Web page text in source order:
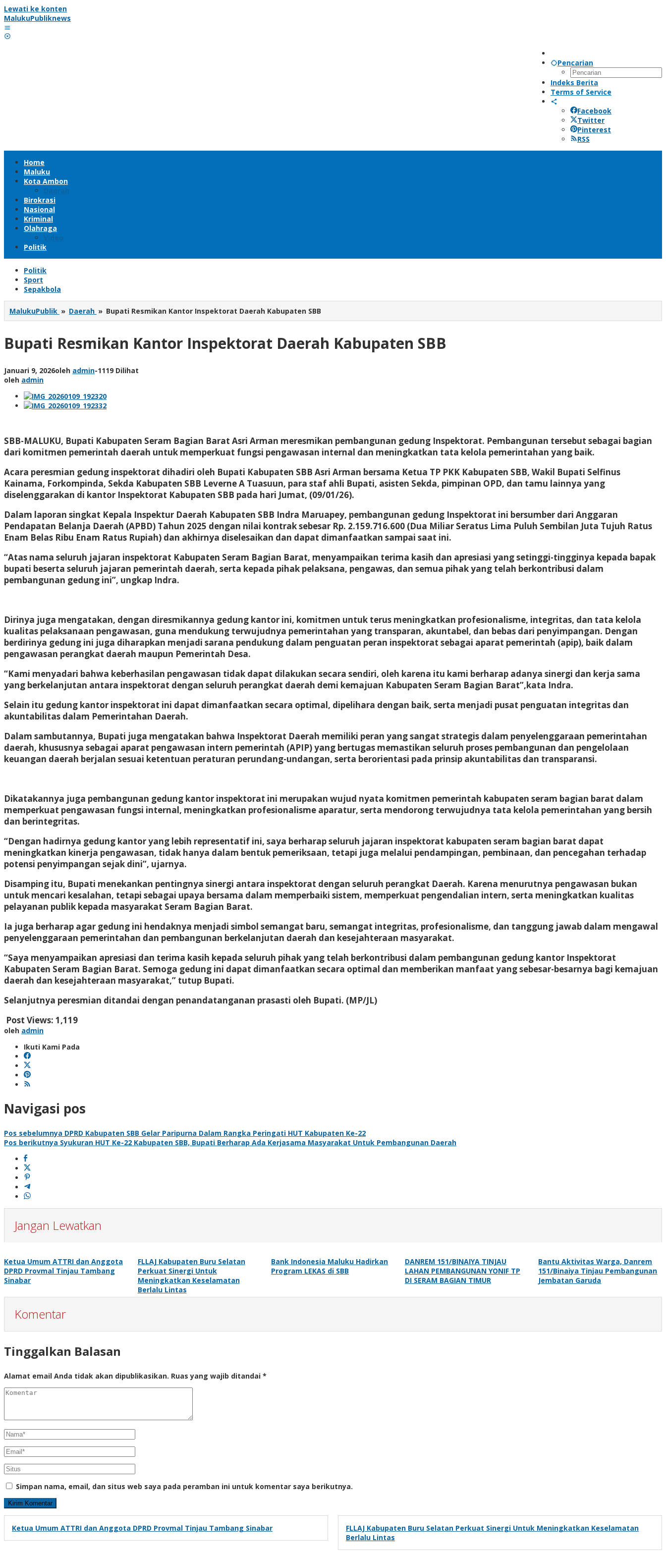
Lewati ke konten
MalukuPubliknews
Pencarian
Indeks Berita
Terms of Service
Facebook
Twitter
Pinterest
RSS
Home
Maluku
Kota Ambon
Daerah
Birokrasi
Nasional
Kriminal
Olahraga
Video
Politik
Politik
Sport
Sepakbola
MalukuPublik » Daerah » Bupati Resmikan Kantor Inspektorat Daerah Kabupaten SBB
Bupati Resmikan Kantor Inspektorat Daerah Kabupaten SBB
Januari 9, 2026oleh admin-1119 Dilihat
oleh admin
SBB-MALUKU, Bupati Kabupaten Seram Bagian Barat Asri Arman meresmikan pembangunan gedung Inspektorat. Pembangunan tersebut sebagai bagian
dari komitmen pemerintah daerah untuk memperkuat fungsi pengawasan internal dan meningkatkan tata kelola pemerintahan yang baik.
Acara peresmian gedung inspektorat dihadiri oleh Bupati Kabupaten SBB Asri Arman bersama Ketua TP PKK Kabupaten SBB, Wakil Bupati Selfinus
Kainama, Forkompinda, Sekda Kabupaten SBB Leverne A Tuasuun, para staf ahli Bupati, asisten Sekda, pimpinan OPD, dan tamu lainnya yang
diselenggarakan di kantor Inspektorat Kabupaten SBB pada hari Jumat, (09/01/26).
Dalam laporan singkat Kepala Inspektur Daerah Kabupaten SBB Indra Maruapey, pembangunan gedung Inspektorat ini bersumber dari Anggaran
Pendapatan Belanja Daerah (APBD) Tahun 2025 dengan nilai kontrak sebesar Rp. 2.159.716.600 (Dua Miliar Seratus Lima Puluh Sembilan Juta Tujuh Ratus
Enam Belas Ribu Enam Ratus Rupiah) dan akhirnya diselesaikan dan dapat dimanfaatkan sampai saat ini.
“Atas nama seluruh jajaran inspektorat Kabupaten Seram Bagian Barat, menyampaikan terima kasih dan apresiasi yang setinggi-tingginya kepada bapak
bupati beserta seluruh jajaran pemerintah daerah, serta kepada pihak pelaksana, pengawas, dan semua pihak yang telah berkontribusi dalam
pembangunan gedung ini”, ungkap Indra.
Dirinya juga mengatakan, dengan diresmikannya gedung kantor ini, komitmen untuk terus meningkatkan profesionalisme, integritas, dan tata kelola
kualitas pelaksanaan pengawasan, guna mendukung terwujudnya pemerintahan yang transparan, akuntabel, dan bebas dari penyimpangan. Dengan
berdirinya gedung ini juga diharapkan menjadi sarana pendukung dalam penguatan peran inspektorat sebagai aparat pemerintah (apip), baik dalam
pengawasan perangkat daerah maupun Pemerintah Desa.
“Kami menyadari bahwa keberhasilan pengawasan tidak dapat dilakukan secara sendiri, oleh karena itu kami berharap adanya sinergi dan kerja sama
yang berkelanjutan antara inspektorat dengan seluruh perangkat daerah demi kemajuan Kabupaten Seram Bagian Barat”,kata Indra.
Selain itu gedung kantor inspektorat ini dapat dimanfaatkan secara optimal, dipelihara dengan baik, serta menjadi pusat penguatan integritas dan
akuntabilitas dalam Pemerintahan Daerah.
Dalam sambutannya, Bupati juga mengatakan bahwa Inspektorat Daerah memiliki peran yang sangat strategis dalam penyelenggaraan pemerintahan
daerah, khususnya sebagai aparat pengawasan intern pemerintah (APIP) yang bertugas memastikan seluruh proses pembangunan dan pengelolaan
keuangan daerah berjalan sesuai ketentuan peraturan perundang-undangan, serta berorientasi pada prinsip akuntabilitas dan transparansi.
Dikatakannya juga pembangunan gedung kantor inspektorat ini merupakan wujud nyata komitmen pemerintah kabupaten seram bagian barat dalam
memperkuat pengawasan fungsi internal, meningkatkan profesionalisme aparatur, serta mendorong terwujudnya tata kelola pemerintahan yang bersih
dan berintegritas.
“Dengan hadirnya gedung kantor yang lebih representatif ini, saya berharap seluruh jajaran inspektorat kabupaten seram bagian barat dapat
meningkatkan kinerja pengawasan, tidak hanya dalam bentuk pemeriksaan, tetapi juga melalui pendampingan, pembinaan, dan pencegahan terhadap
potensi penyimpangan sejak dini”, ujarnya.
Disamping itu, Bupati menekankan pentingnya sinergi antara inspektorat dengan seluruh perangkat Daerah. Karena menurutnya pengawasan bukan
untuk mencari kesalahan, tetapi sebagai upaya bersama dalam memperbaiki sistem, memperkuat pengendalian intern, serta meningkatkan kualitas
pelayanan publik kepada masyarakat Seram Bagian Barat.
Ia juga berharap agar gedung ini hendaknya menjadi simbol semangat baru, semangat integritas, profesionalisme, dan tanggung jawab dalam mengawal
penyelenggaraan pemerintahan dan pembangunan berkelanjutan daerah dan kesejahteraan masyarakat.
“Saya menyampaikan apresiasi dan terima kasih kepada seluruh pihak yang telah berkontribusi dalam pembangunan gedung kantor Inspektorat
Kabupaten Seram Bagian Barat. Semoga gedung ini dapat dimanfaatkan secara optimal dan memberikan manfaat yang sebesar-besarnya bagi kemajuan
daerah dan kesejahteraan masyarakat,” tutup Bupati.
Selanjutnya peresmian ditandai dengan penandatanganan prasasti oleh Bupati. (MP/JL)
Post Views: 1,119
oleh admin
Ikuti Kami Pada
Navigasi pos
Pos sebelumnya DPRD Kabupaten SBB Gelar Paripurna Dalam Rangka Peringati HUT Kabupaten Ke-22
Pos berikutnya Syukuran HUT Ke-22 Kabupaten SBB, Bupati Berharap Ada Kerjasama Masyarakat Untuk Pembangunan Daerah
Jangan Lewatkan
Ketua Umum ATTRI dan Anggota
DPRD Provmal Tinjau Tambang
Sinabar
FLLAJ Kabupaten Buru Selatan
Perkuat Sinergi Untuk
Meningkatkan Keselamatan
Berlalu Lintas
Bank Indonesia Maluku Hadirkan
Program LEKAS di SBB
DANREM 151/BINAIYA TINJAU
LAHAN PEMBANGUNAN YONIF TP
DI SERAM BAGIAN TIMUR
Bantu Aktivitas Warga, Danrem
151/Binaiya Tinjau Pembangunan
Jembatan Garuda
Komentar
Tinggalkan Balasan
Alamat email Anda tidak akan dipublikasikan. Ruas yang wajib ditandai *
Simpan nama, email, dan situs web saya pada peramban ini untuk komentar saya berikutnya.
Ketua Umum ATTRI dan Anggota DPRD Provmal Tinjau Tambang Sinabar
FLLAJ Kabupaten Buru Selatan Perkuat Sinergi Untuk Meningkatkan Keselamatan
Berlalu Lintas